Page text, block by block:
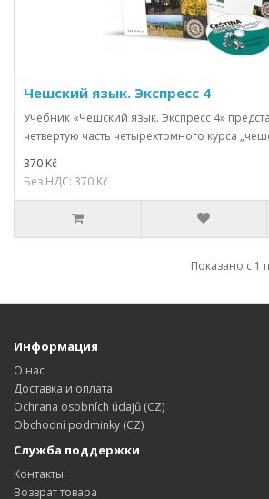
Чешский язык. Экспресс 4
Учебник «Чешский язык. Экспресс 4»
четвертую часть четырехтомного курса
370 Kč
Без НДС: 370 Kč
Показано с 1
Информация
О нас
Доставка и оплата
Ochrana osobních údajů (CZ)
Obchodní podminky (CZ)
Служба поддержки
Контакты
Возврат товара